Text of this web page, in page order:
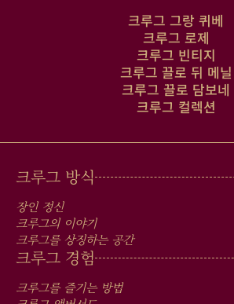
크루그 그랑 퀴베
크루그 로제
크루그 빈티지
크루그 끌로 뒤 메닐
크루그 끌로 담보네
크루그 컬렉션
MAIN
MEN
IN
FOOTER
크루그 방식
장인 정신
크루그의 이야기
크루그를 상징하는 공간
크루그 경험
크루그를 즐기는 방법